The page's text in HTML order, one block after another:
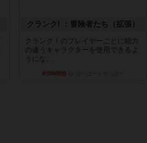
クランク! ：冒険者たち（拡張）
クランク！のプレイヤーごとに能力
の違うキャラクターを使用できるよ
うにな...
約5時間前